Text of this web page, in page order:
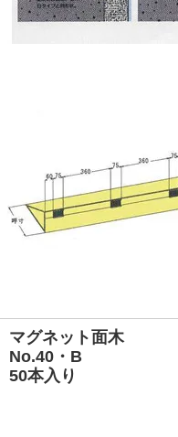
マグネット面木
No.40・B
50本入り